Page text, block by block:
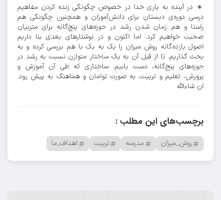
🔸️ در آینده به یاری خدا در خصوص چگونگی زنده کردن مفاهیم
درسی دوره‌ی دبستان برای دانش‌آموزان و همچنین چگونگی هم
راستا و هم زمان شدن رشد در حوزه‌های پنچ‌گانه برای متربیان
صحبت خواهیم کرد. اما اکنون و در نوشتارهای بعدی بنا داریم
اصول یازده‌گانه روش میزان را یک به یک با هم بررسی کرده و به
بحث گذاریم. تا از قِبل آن به یک ساختار متوازن نسبت به رشد در
حوزه‌های پنج‌گانه، دست یابیم. ساختاری که طی آن آموزش و
پرورش، تعلیم و تربیت، به صورت توامان و هماهنگ به پیش رود.
ان شاءالله
برچسب‌های این مطلب :
روش_میزان مدرسه تربیت اهداف_ما